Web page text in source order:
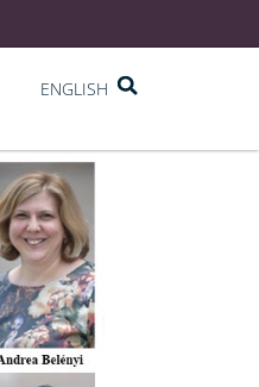
ENGLISH